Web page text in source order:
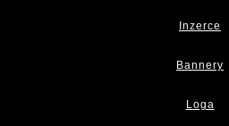
Inzerce
Bannery
Loga